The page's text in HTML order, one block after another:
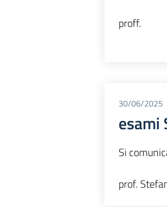
proff.
30/06/2025
esami
Si
prof.